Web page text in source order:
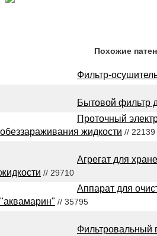
Похожие
Фильтр-
Бытовой фильтр
Проточный
обеззараживания жидкости // 22139
Агрегат для
жидкости // 29710
Аппарат для
"аквамарин" // 35795
Фильтровальный